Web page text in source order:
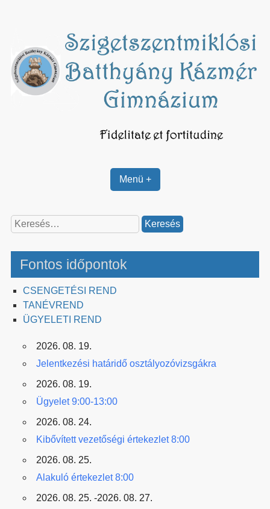
Menü +
Keresés:
Fontos időpontok
CSENGETÉSI REND
TANÉVREND
ÜGYELETI REND
2026. 08. 19.
Jelentkezési határidő osztályozóvizsgákra
2026. 08. 19.
Ügyelet 9:00-13:00
2026. 08. 24.
Kibővített vezetőségi értekezlet 8:00
2026. 08. 25.
Alakuló értekezlet 8:00
2026. 08. 25. -2026. 08. 27.